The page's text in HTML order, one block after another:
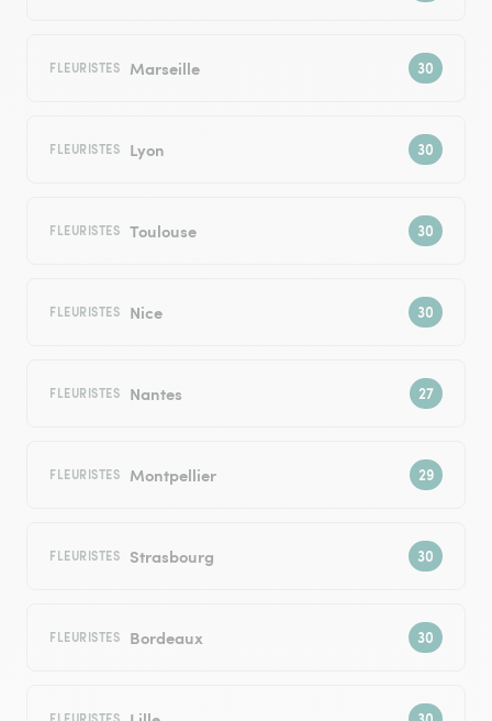
FLEURISTES Marseille
FLEURISTES Lyon
FLEURISTES Toulouse
FLEURISTES Nice
FLEURISTES Nantes
FLEURISTES Montpellier
FLEURISTES Strasbourg
FLEURISTES Bordeaux